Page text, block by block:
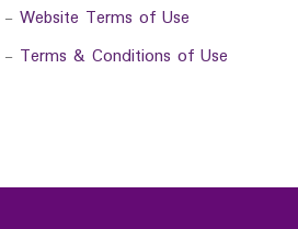
- Website Terms of Use
- Terms & Conditions of Use